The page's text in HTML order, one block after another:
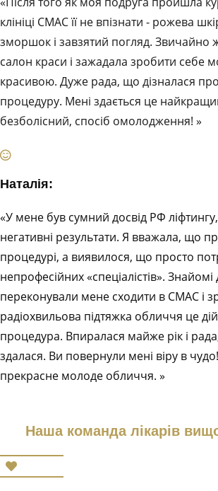
клініці СМАС її не впізнати - рожева
зморшок і завзятий погляд. Звичайно
салон краси і зажадала зробити себе
красивою. Дуже рада, що дізналася про
процедуру. Мені здається це
безболісний, спосіб омолодження! »
Наталія:
«У мене був сумний досвід РФ
негативні результати. Я вважала, що
процедурі, а виявилося, що просто
непрофесійних «спеціалістів». Знайомі
переконували мене сходити в СМАС і
радіохвильова підтяжка обличчя це
процедура. Впиралася майже рік і
здалася. Ви повернули мені віру в
прекрасне молоде обличчя. »
Наша команда лікарів